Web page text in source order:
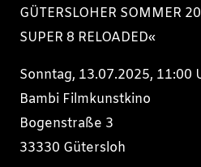
GÜTERSLOHER SOMMER
SUPER 8 RELOADED«
Sonntag, 13.07.2025, 11:00
Bambi Filmkunstkino
Bogenstraße 3
33330 Gütersloh